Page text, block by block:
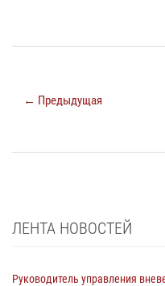
← Предыдущая
ЛЕНТА НОВОСТЕЙ
Руководитель управления